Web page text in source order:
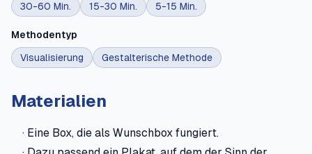
30-60 Min. 15-30 Min. 5-15 Min.
Methodentyp
Visualisierung Gestalterische Methode
Materialien
· Eine Box, die als Wunschbox fungiert.